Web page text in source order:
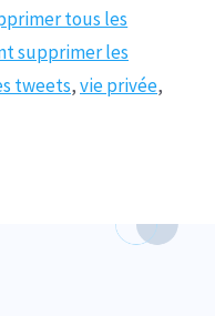
tous les
supprimer les
tweets,vie privée,